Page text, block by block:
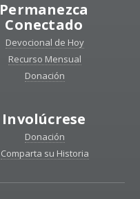
Permanezca
Conectado
Devocional de Hoy
Recurso Mensual
Donación
Involúcrese
Donación
Comparta su Historia